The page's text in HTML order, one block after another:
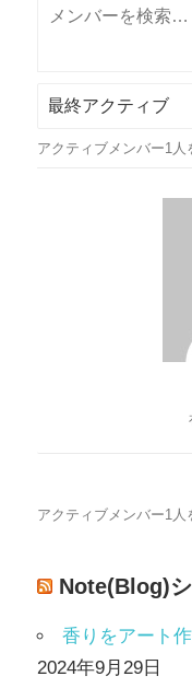
博
行）
メ
ー
を
アクティブメンバー1人
アクティブメンバー1人
Note(Blog)
香りをアート
2024年9月29日